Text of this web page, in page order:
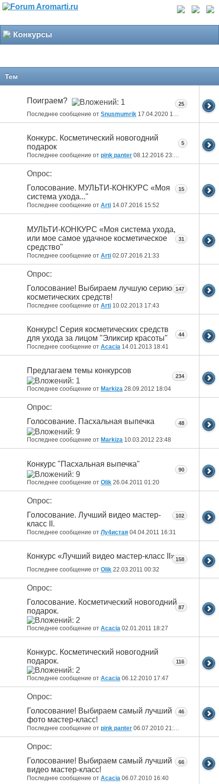
Конкурсы
Тем
Поиграем?
Последнее сообщение от Snusmumrik 17.04.2020 15:11
25
Конкурс. Косметический новогодний
подарок
Последнее сообщение от pink panter 08.12.2016 23:33
5
Опрос:
Голосование. МУЛЬТИ-КОНКУРС «Моя
система ухода..."
Последнее сообщение от Arti 14.07.2016 15:52
15
МУЛЬТИ-КОНКУРС «Моя система ухода,
или мое самое удачное косметическое
средство"
Последнее сообщение от Arti 02.07.2016 21:33
31
Опрос:
Голосование! Выбираем лучшую серию
косметических средств!
Последнее сообщение от Arti 10.02.2013 17:43
147
Конкурс! Серия косметических средств
для ухода за лицом "Эликсир красоты"
Последнее сообщение от Acacia 14.01.2013 18:41
44
Предлагаем темы конкурсов
Последнее сообщение от Markiza 28.09.2012 18:04
234
Опрос:
Голосование. Пасхальная выпечка
Последнее сообщение от Markiza 10.03.2012 23:48
48
Конкурс "Пасхальная выпечка"
Последнее сообщение от Olik 26.04.2011 01:20
90
Опрос:
Голосование. Лучший видео мастер-
класс II.
Последнее сообщение от Лу4истая 04.04.2011 16:31
102
Конкурс «Лучший видео мастер-класс II»
Последнее сообщение от Olik 22.03.2011 00:32
158
Опрос:
Голосование. Косметический новогодний
подарок.
Последнее сообщение от Acacia 02.01.2011 18:27
87
Конкурс. Косметический новогодний
подарок.
Последнее сообщение от Acacia 06.12.2010 17:47
116
Опрос:
Голосование! Выбираем самый лучший
фото мастер-класс!
Последнее сообщение от pink panter 06.07.2010 21:46
46
Опрос:
Голосование! Выбираем самый лучший
видео мастер-класс!
Последнее сообщение от Acacia 06.07.2010 16:40
66